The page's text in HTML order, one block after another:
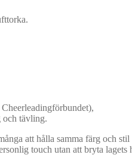
och tävling.
att hålla samma färg och stil
touch utan att bryta lagets